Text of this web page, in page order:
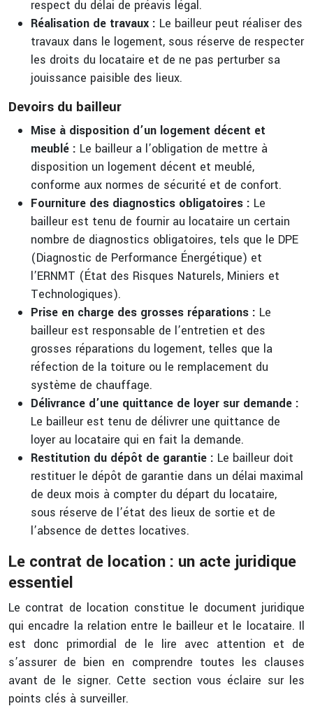
respect du délai de préavis légal.
Réalisation de travaux : Le bailleur peut réaliser des
travaux dans le logement, sous réserve de respecter
les droits du locataire et de ne pas perturber sa
jouissance paisible des lieux.
Devoirs du bailleur
Mise à disposition d’un logement décent et
meublé : Le bailleur a l’obligation de mettre à
disposition un logement décent et meublé,
conforme aux normes de sécurité et de confort.
Fourniture des diagnostics obligatoires : Le
bailleur est tenu de fournir au locataire un certain
nombre de diagnostics obligatoires, tels que le DPE
(Diagnostic de Performance Énergétique) et
l’ERNMT (État des Risques Naturels, Miniers et
Technologiques).
Prise en charge des grosses réparations : Le
bailleur est responsable de l’entretien et des
grosses réparations du logement, telles que la
réfection de la toiture ou le remplacement du
système de chauffage.
Délivrance d’une quittance de loyer sur demande :
Le bailleur est tenu de délivrer une quittance de
loyer au locataire qui en fait la demande.
Restitution du dépôt de garantie : Le bailleur doit
restituer le dépôt de garantie dans un délai maximal
de deux mois à compter du départ du locataire,
sous réserve de l’état des lieux de sortie et de
l’absence de dettes locatives.
Le contrat de location : un acte juridique
essentiel
Le contrat de location constitue le document juridique
qui encadre la relation entre le bailleur et le locataire. Il
est donc primordial de le lire avec attention et de
s’assurer de bien en comprendre toutes les clauses
avant de le signer. Cette section vous éclaire sur les
points clés à surveiller.